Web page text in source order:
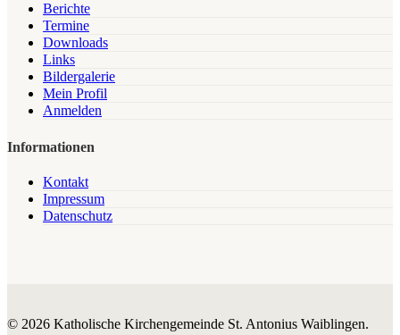
Berichte
Termine
Downloads
Links
Bildergalerie
Mein Profil
Anmelden
Informationen
Kontakt
Impressum
Datenschutz
© 2026 Katholische Kirchengemeinde St. Antonius Waiblingen.